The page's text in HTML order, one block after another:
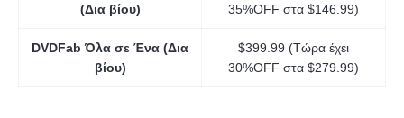
(Δια βίου)
35%OFF στα $146.99)
DVDFab Όλα σε Ένα (Δια
βίου)
$399.99 (Τώρα έχει
30%OFF στα $279.99)